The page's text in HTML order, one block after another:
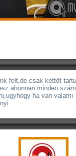
felt,de csak kettöt
ahonnan minden
ha van valami